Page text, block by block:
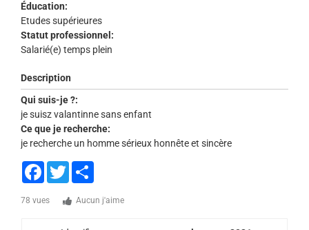
Éducation:
Etudes supérieures
Statut professionnel:
Salarié(e) temps plein
Description
Qui suis-je ?:
je suisz valantinne sans enfant
Ce que je recherche:
je recherche un homme sérieux honnête et sincère
Facebook
Twitter
78 vues Aucun j'aime